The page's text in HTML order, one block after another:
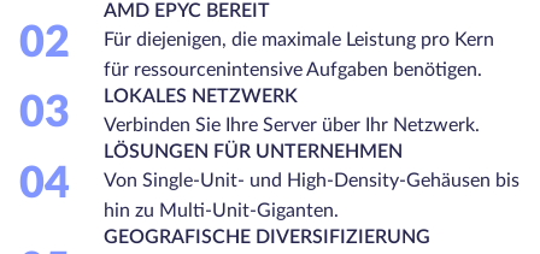
02
AMD EPYC BEREIT
Für diejenigen, die maximale Leistung pro Kern
für ressourcenintensive Aufgaben benötigen.
03
LOKALES NETZWERK
Verbinden Sie Ihre Server über Ihr Netzwerk.
04
LÖSUNGEN FÜR UNTERNEHMEN
Von Single-Unit- und High-Density-Gehäusen bis
hin zu Multi-Unit-Giganten.
GEOGRAFISCHE DIVERSIFIZIERUNG